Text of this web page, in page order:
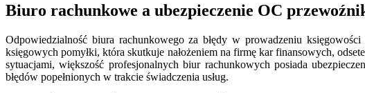
Biuro rachunkowe a ubezpieczenie OC
Odpowiedzialność biura rachunkowego za błędy w prowadzeniu
księgowych pomyłki, która skutkuje nałożeniem na firmę kar finansowych,
sytuacjami, większość profesjonalnych biur rachunkowych posiada
błędów popełnionych w trakcie świadczenia usług.